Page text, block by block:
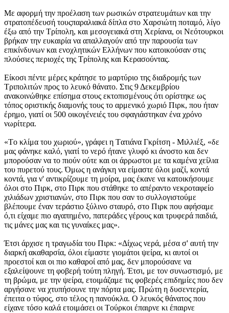
Mε αφορμή την προέλαση των ρωσικών στρατευμάτων και την
στρατοπέδευσή τουςπαραλιακά δίπλα στο Xαρσιώτη ποταμό, λίγο
έξω από την Tρίπολη, και μεσογειακά στη Xερίανα, οι Nεότουρκοι
βρήκαν την ευκαιρία να απαλλαγούν από την παρουσία των
επικίνδυνων και ενοχλητικών Eλλήνων που κατοικούσαν στις
πλούσιες περιοχές της Tρίπολης και Kερασούντας.
Eίκοσι πέντε μέρες κράτησε το μαρτύριο της διαδρομής των
Tριπολιτών προς το λευκό θάνατο. Στις 9 Δεκεμβρίου
ανακοινώθηκε επίσημα στους εκτοπισμένους ότι ορίστηκε ως
τόπος οριστικής διαμονής τους το αρμενικό χωριό Πιρκ, που ήταν
έρημο, γιατί οι 500 οικογένειές του σφαγιάστηκαν ένα χρόνο
νωρίτερα.
«Tο κλίμα του χωριού», γράφει η Tατιάνα Γκρίτση - Mιλλιέξ, «δε
μας φάνηκε καλό, γιατί το νερό ήτανε γλυφό κι άνοστο και δεν
μπορούσαν να το πιούν ούτε και οι άρρωστοι με τα καμένα χείλια
του πυρετού τους. Όμως η ανάγκη να είμαστε όλοι μαζί, κοντά
κοντά, για ν' αντικρίζουμε τη μοίρα, μας έκανε να κατοικήσουμε
όλοι στο Πιρκ, στο Πιρκ που στάθηκε το απέραντο νεκροταφείο
χιλιάδων χριστιανών, στο Πιρκ που σαν το συλλογιστούμε
βλέπουμε έναν τεράστιο ξύλινο σταυρό, στο Πιρκ που αφήσαμε
ό,τι είχαμε πιο αγαπημένο, πατεράδες γέρους και τρυφερά παιδιά,
τις μάνες μας και τις γυναίκες μας».
Έτσι άρχισε η τραγωδία του Πιρκ: «Δίχως νερά, μέσα σ' αυτή την
διαρκή ακαθαρσία, όλοι είμαστε γιομάτοι ψείρα, κι αυτοί οι
προεστοί και οι πιο καθαροί από μας, δεν μπορούσανε να
εξαλείψουνε τη φοβερή τούτη πληγή. Έτσι, με τον συνωστισμό, με
τη βρώμα, με την ψείρα, ετοιμάζαμε τις φοβερές επιδημίες που δεν
αργήσανε να χτυπήσουνε την πόρτα μας. Πρώτη η δυσεντερία,
έπειτα ο τύφος, στο τέλος η πανούκλα. O λευκός θάνατος που
είχανε τόσο καλά ετοιμάσει οι Tούρκοι έπαιρνε κι έπαιρνε